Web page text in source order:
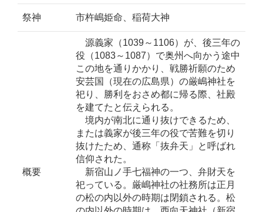
祭神 市杵嶋姫命、稲荷大神
概要
源義家（1039～1106）が、後三年の
役（1083～1087）で奥州へ向かう途中
この地を通りかかり、戦勝祈願のため
安芸国（現在の広島県）の厳嶋神社を
祀り、勝利をおさめ都に帰る際、社殿
を建てたと伝えられる。
境内が南北に通り抜けできるため、
または義家が後三年の役で苦難を切り
抜けたため、通称「抜弁天」と呼ばれ
信仰された。
新宿山ノ手七福神の一つ、弁財天を
祀っている。厳嶋神社の社務所は正月
の松の内以外の時期は閉鎖される。松